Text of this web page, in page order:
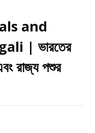
and
| ভারতের
রাজ্য পশুর